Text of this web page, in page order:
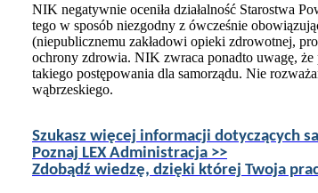
NIK negatywnie oceniła działalność Starostwa
tego w sposób niezgodny z ówcześnie
(niepublicznemu zakładowi opieki zdrowotnej,
ochrony zdrowia. NIK zwraca ponadto uwagę, że
takiego postępowania dla samorządu. Nie
wąbrzeskiego.
Szukasz więcej informacji dotyczących
Poznaj LEX Administracja >>
Zdobądź wiedzę, dzięki której Twoja